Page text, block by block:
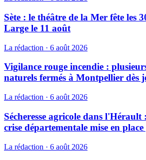
Sète : le théâtre de la Mer fête les
Large le 11 août
La rédaction · 6 août 2026
Vigilance rouge incendie :
naturels fermés à Montpellier dès
La rédaction · 6 août 2026
Sécheresse agricole dans l'Hérault
crise départementale mise en
La rédaction · 6 août 2026